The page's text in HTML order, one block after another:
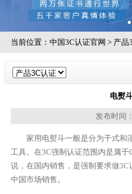
当前位置： 中国3C认证官网 > 产品
电熨
发布时间
家用电熨斗一般是分为干式和
工具。在3C强制认证范围内是属
说，在国内销售，是强制要求做3C
中国市场销售。